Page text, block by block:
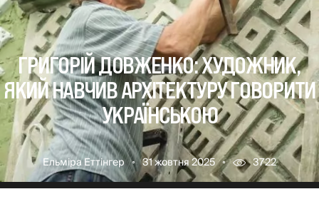
ГРИГОРІЙ ДОВЖЕНКО: ХУДОЖНИК,
ЯКИЙ НАВЧИВ АРХІТЕКТУРУ ГОВОРИТИ
УКРАЇНСЬКОЮ
Ельміра Еттінгер 31 жовтня 2025 3722